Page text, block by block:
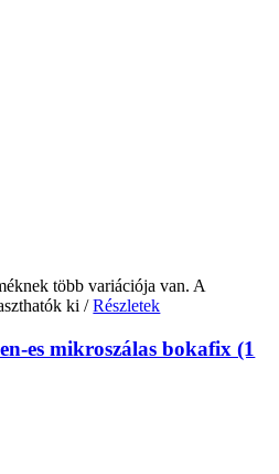
több variációja van. A
ki/ Részletek
es mikroszálas bokafix (1